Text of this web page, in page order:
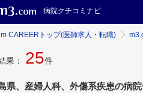
病院クチコミナビ
CAREERトップ(医師求人・転職)
果： 25件
県、産婦人科、外傷系疾患の病